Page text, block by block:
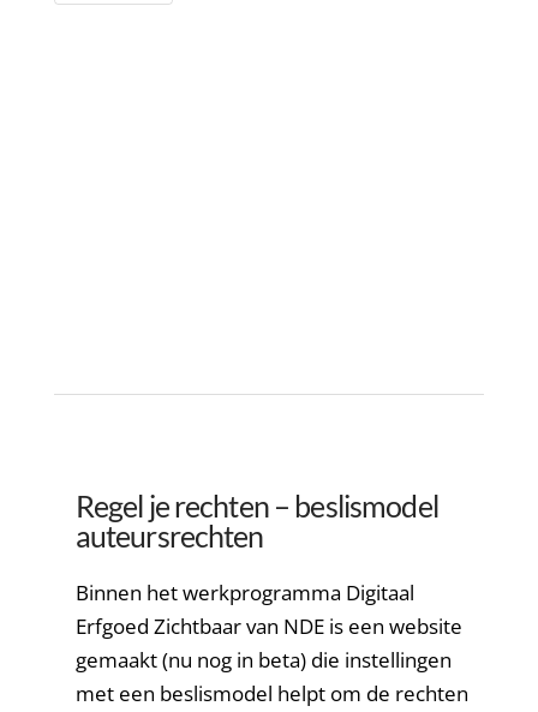
Regel je rechten – beslismodel
auteursrechten
Binnen het werkprogramma Digitaal
Erfgoed Zichtbaar van NDE is een website
gemaakt (nu nog in beta) die instellingen
met een beslismodel helpt om de rechten